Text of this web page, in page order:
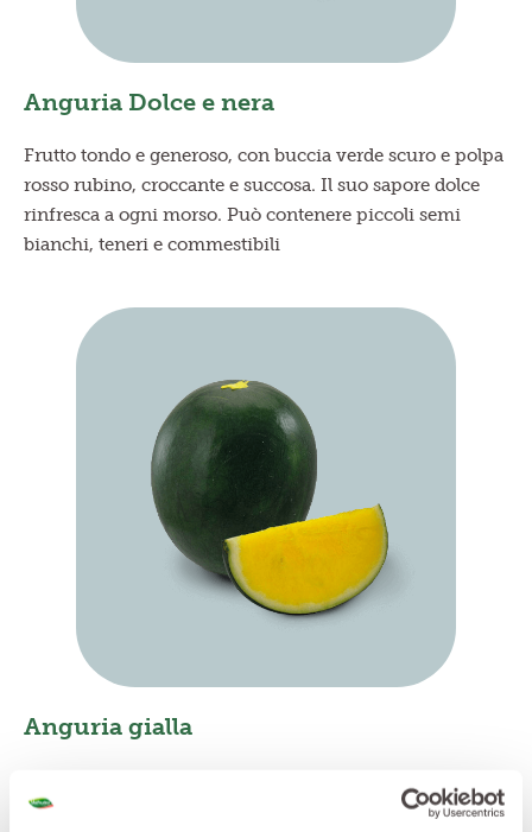
Anguria Dolce e nera
Frutto tondo e generoso, con buccia verde scuro e polpa
rosso rubino, croccante e succosa. Il suo sapore dolce
rinfresca a ogni morso. Può contenere piccoli semi
bianchi, teneri e commestibili
Anguria gialla
colore giallo paglierino della sua polpa ma anche